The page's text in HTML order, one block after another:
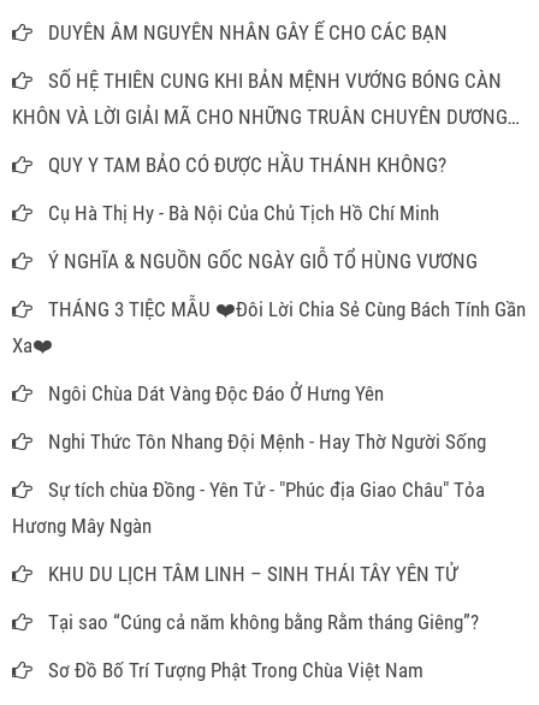
DUYÊN ÂM NGUYÊN NHÂN GÂY Ế CHO CÁC BẠN
SỐ HỆ THIÊN CUNG KHI BẢN MỆNH VƯỚNG BÓNG CÀN
KHÔN VÀ LỜI GIẢI MÃ CHO NHỮNG TRUÂN CHUYÊN DƯƠNG
THẾ
QUY Y TAM BẢO CÓ ĐƯỢC HẦU THÁNH KHÔNG?
Cụ Hà Thị Hy - Bà Nội Của Chủ Tịch Hồ Chí Minh
Ý NGHĨA & NGUỒN GỐC NGÀY GIỖ TỔ HÙNG VƯƠNG
THÁNG 3 TIỆC MẪU ❤️Đôi Lời Chia Sẻ Cùng Bách Tính Gần
Xa❤️
Ngôi Chùa Dát Vàng Độc Đáo Ở Hưng Yên
Nghi Thức Tôn Nhang Đội Mệnh - Hay Thờ Người Sống
Sự tích chùa Đồng - Yên Tử - "Phúc địa Giao Châu" Tỏa
Hương Mây Ngàn
KHU DU LỊCH TÂM LINH – SINH THÁI TÂY YÊN TỬ
Tại sao “Cúng cả năm không bằng Rằm tháng Giêng”?
Sơ Đồ Bố Trí Tượng Phật Trong Chùa Việt Nam